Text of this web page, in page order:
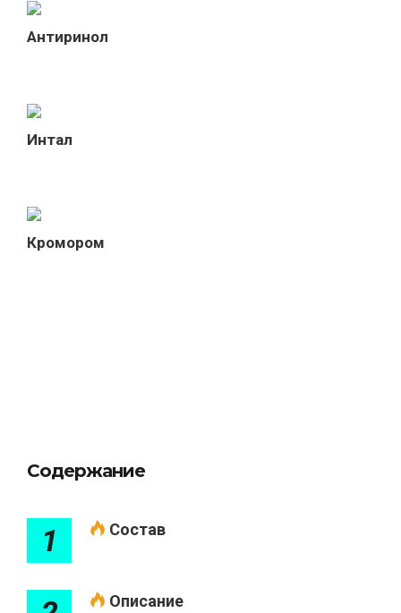
Антиринол
Интал
Кромором
Содержание
1 Состав
Описание